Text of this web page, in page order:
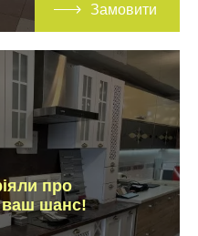
Замовити
про
шанс!